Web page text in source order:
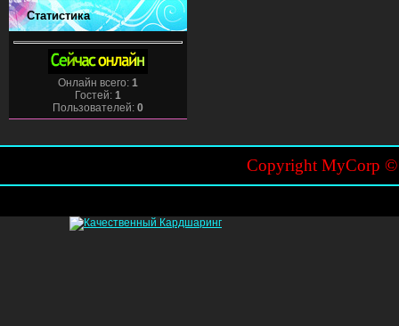
Статистика
Онлайн всего: 1
Гостей: 1
Пользователей: 0
Copyright MyCorp